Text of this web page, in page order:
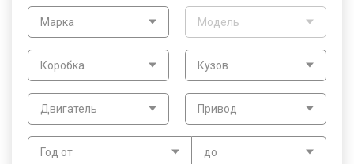
Марка Модель
Год от до
Коробка Кузов
Двигатель Привод